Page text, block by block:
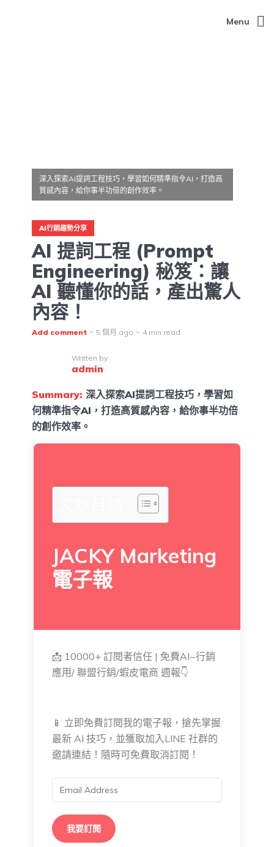
Menu
深入探索AI提詞工程技巧，學習如何精準指令AI，打造高
質感內容，給你事半功倍的創作效率。
AI行銷趨勢分享
AI 提詞工程 (Prompt
Engineering) 秘笈：讓
AI 聽懂你的話，產出驚人
內容！
Add comment 5 個月 ago 4 min read
Written by
admin
Summary: 深入探索AI提詞工程技巧，學習如
何精準指令AI，打造高質感內容，給你事半功倍
的創作效率。
JACKY Marketing
電子報
📩 10000+ 訂閱者信任 | 免費AI~行銷
應用/ 聯盟行銷/蝦皮電商 週報👇
📱 立即免費訂閱我的電子報，搶先掌握
最新 AI 技巧，並獲取加入LINE 社群的
邀請連結！隨時可免費取消訂閱！
我要訂閱